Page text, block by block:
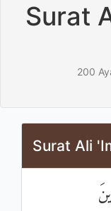
Surat
200
Surat Ali